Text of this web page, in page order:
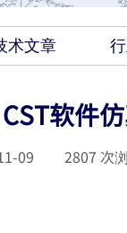
术文章
CST软件
09 2807 次